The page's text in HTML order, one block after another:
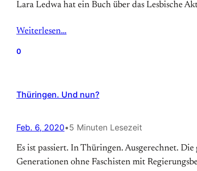
Lara Ledwa hat ein Buch über das Lesbische
Weiterlesen…
0
Thüringen. Und nun?
Feb. 6, 2020•5 Minuten Lesezeit
Es ist passiert. In Thüringen. Ausgerechnet.
Generationen ohne Faschisten mit